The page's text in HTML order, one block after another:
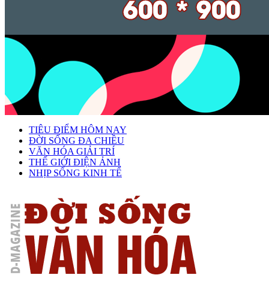
TIÊU ĐIỂM HÔM NAY
ĐỜI SỐNG ĐA CHIỀU
VĂN HÓA GIẢI TRÍ
THẾ GIỚI ĐIỆN ẢNH
NHỊP SỐNG KINH TẾ